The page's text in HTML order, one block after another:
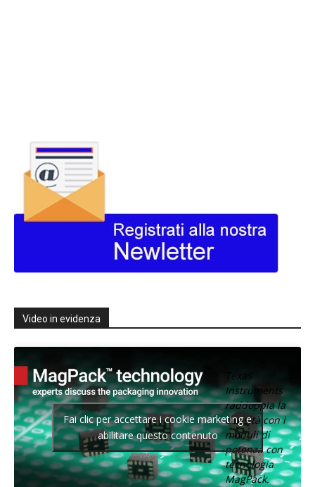
Video in evidenza
Texas
Instruments
raddoppia la
densità con i
moduli di
potenza con
tecnologia
MagPack.
Fai clic per accettare i cookie marketing e
abilitare questo contenuto